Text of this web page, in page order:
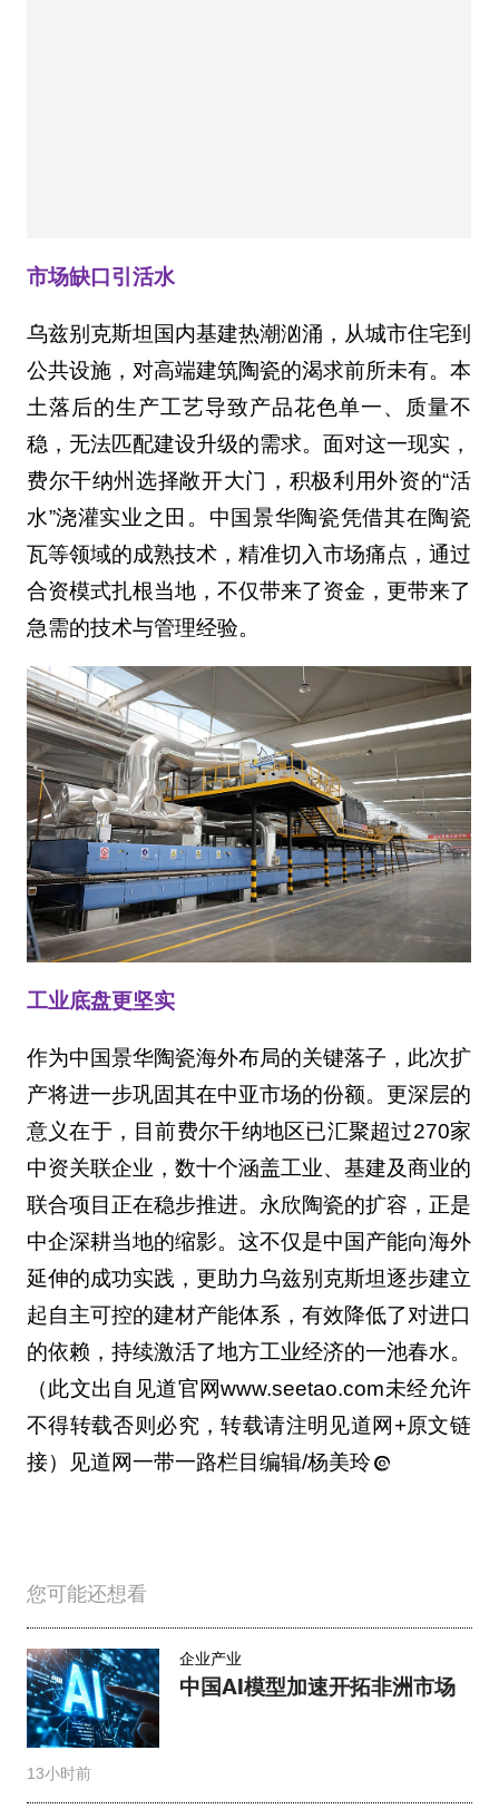
市场缺口引活水
乌兹别克斯坦国内基建热潮汹涌，从城市住宅到
公共设施，对高端建筑陶瓷的渴求前所未有。本
土落后的生产工艺导致产品花色单一、质量不
稳，无法匹配建设升级的需求。面对这一现实，
费尔干纳州选择敞开大门，积极利用外资的“活
水”浇灌实业之田。中国景华陶瓷凭借其在陶瓷
瓦等领域的成熟技术，精准切入市场痛点，通过
合资模式扎根当地，不仅带来了资金，更带来了
急需的技术与管理经验。
工业底盘更坚实
作为中国景华陶瓷海外布局的关键落子，此次扩
产将进一步巩固其在中亚市场的份额。更深层的
意义在于，目前费尔干纳地区已汇聚超过270家
中资关联企业，数十个涵盖工业、基建及商业的
联合项目正在稳步推进。永欣陶瓷的扩容，正是
中企深耕当地的缩影。这不仅是中国产能向海外
延伸的成功实践，更助力乌兹别克斯坦逐步建立
起自主可控的建材产能体系，有效降低了对进口
的依赖，持续激活了地方工业经济的一池春水。
（此文出自见道官网www.seetao.com未经允许
不得转载否则必究，转载请注明见道网+原文链
接）见道网一带一路栏目编辑/杨美玲
您可能还想看
企业产业
中国AI模型加速开拓非洲市场
13小时前